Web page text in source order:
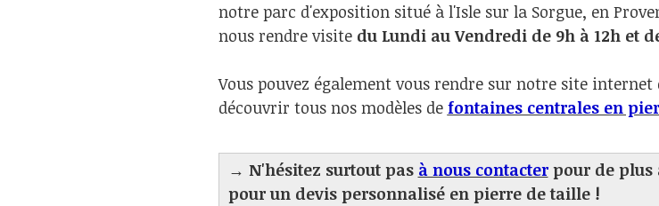
notre parc d'exposition situé à l'Isle sur la Sorgue, en
nous rendre visite du Lundi au Vendredi de 9h à 12h et
Vous pouvez également vous rendre sur notre site
découvrir tous nos modèles de fontaines centrales en
→ N'hésitez surtout pas à nous contacterpour de plus
pour un devis personnalisé en pierre de taille !